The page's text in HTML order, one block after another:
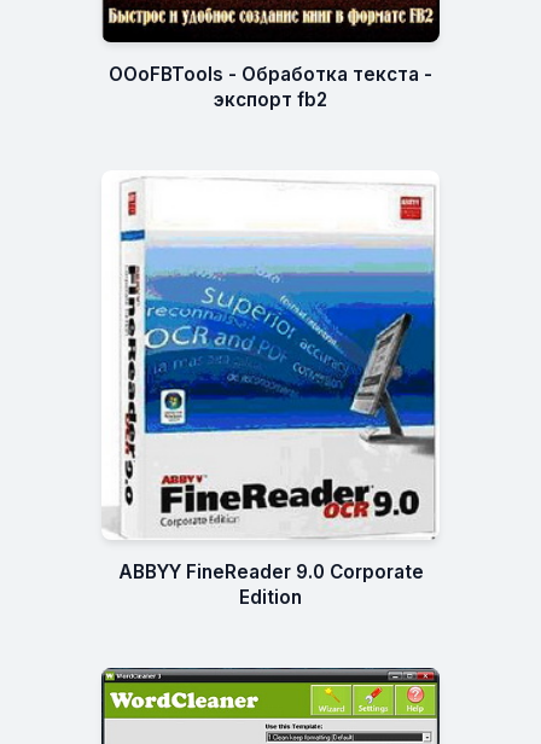
OOoFBTools - Обработка текста -
экспорт fb2
ABBYY FineReader 9.0 Corporate
Edition